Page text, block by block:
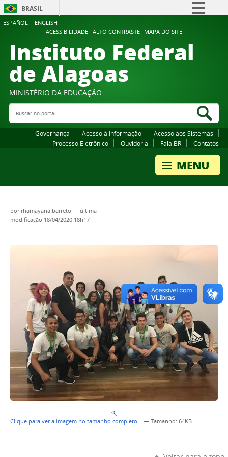
ESPAÑOL ENGLISH
ACESSIBILIDADE ALTO CONTRASTE MAPA DO SITE
BRASIL
Comunica BR
Participe
Canais
Instituto Federal
de Alagoas
MINISTÉRIO DA EDUCAÇÃO
Buscar no portal
Governança Acesso à Informação
Acesso aos Sistemas
Processo Eletrônico
Ouvidoria Fala.BR Contatos
por rhamayana.barreto — última
modificação 18/04/2020 18h17
Clique para ver a imagem no tamanho completo… — Tamanho: 64KB